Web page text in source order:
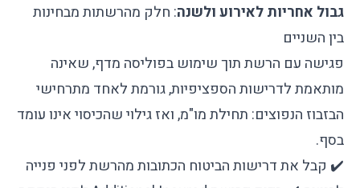
גבול אחריות לאירוע ולשנה: חלק מהרשתות מבחינות
בין השניים
פגישה עם הרשת תוך שימוש בפוליסה מדף, שאינה
מותאמת לדרישות הספציפיות, גורמת לאחד מתרחישי
הבזבוז הנפוצים: תחילת מו"מ, ואז גילוי שהכיסוי אינו עומד
בסף.
✔️ קבל את דרישות הביטוח הכתובות מהרשת לפני פנייה